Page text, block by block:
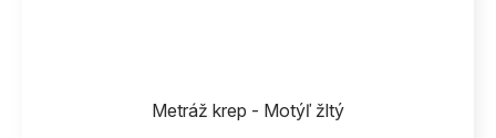
Metráž krep - Motýľ žltý